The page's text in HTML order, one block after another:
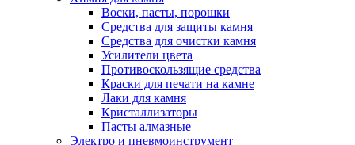
Воски, пасты, порошки
Средства для защиты камня
Средства для очистки камня
Усилители цвета
Противоскользящие средства
Краски для печати на камне
Лаки для камня
Кристаллизаторы
Пасты алмазные
Электро и пневмоинструмент